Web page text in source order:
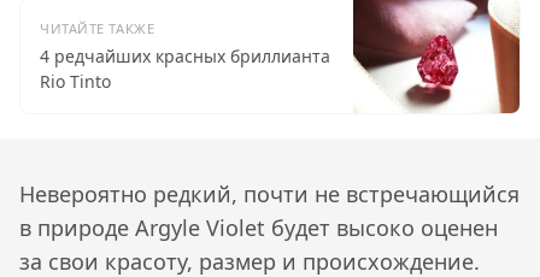
ЧИТАЙТЕ ТАКЖЕ
4 редчайших красных бриллианта
Rio Tinto
Невероятно редкий, почти не встречающийся
в природе Argyle Violet будет высоко оценен
за свои красоту, размер и происхождение.